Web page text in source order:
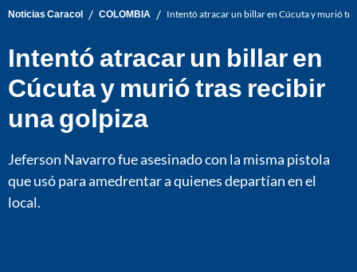
Noticias Caracol / COLOMBIA / Intentó atracar un billar en Cúcuta y murió
Intentó atracar un billar en
Cúcuta y murió tras recibir
una golpiza
Jeferson Navarro fue asesinado con la misma pistola
que usó para amedrentar a quienes departían en el
local.